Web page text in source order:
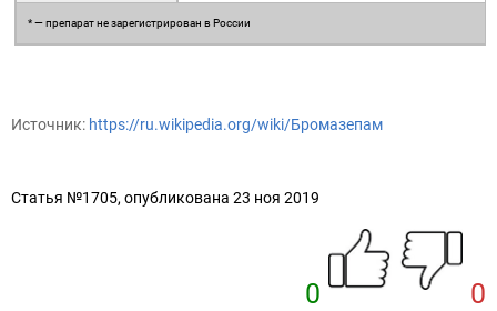
* — препарат не зарегистрирован в России
Источник: https://ru.wikipedia.org/wiki/Бромазепам
Статья №1705, опубликована 23 ноя 2019
0 0